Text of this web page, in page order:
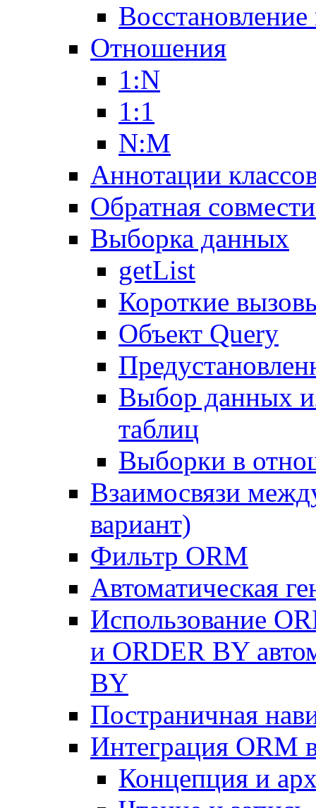
Отношения
1:N
1:1
N:M
Аннотации
Обратная
Выборка данных
getList
Короткие
Объект Query
Выбор данных
таблиц
Выборки в
Взаимосвязи
вариант)
Фильтр ORM
Автоматическая
Использование
и ORDER BY
BY
Постраничная
Интеграция ORM
Концепция и